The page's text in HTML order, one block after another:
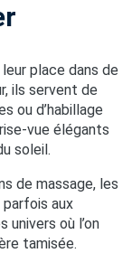
place dans de
ils servent de
ou d’habillage
vue élégants
soleil.
de massage, les
aux
univers où l’on
tamisée.